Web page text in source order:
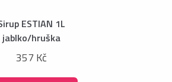
ESTIAN 1L
jablko/hruška
357 Kč